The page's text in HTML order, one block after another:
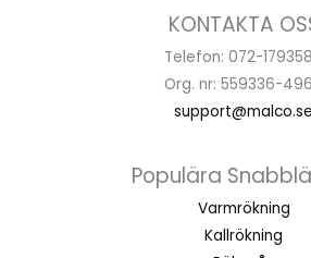
KONTAKTA
Telefon: 072-
Org. nr: 559336-
support@malco.se
Populära
Varmrökning
Kallrökning